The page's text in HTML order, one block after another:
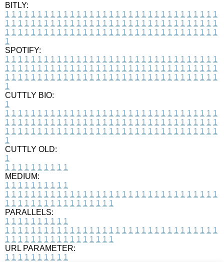
BITLY:
1 1 1 1 1 1 1 1 1 1 1 1 1 1 1 1 1 1 1 1 1 1 1 1 1 1 1 1 1 1 1 1 1
1 1 1 1 1 1 1 1 1 1 1 1 1 1 1 1 1 1 1 1 1 1 1 1 1 1 1 1 1 1 1 1 1
1 1 1 1 1 1 1 1 1 1 1 1 1 1 1 1 1 1 1 1 1 1 1 1 1 1 1 1 1 1 1 1 1
1
SPOTIFY:
1 1 1 1 1 1 1 1 1 1 1 1 1 1 1 1 1 1 1 1 1 1 1 1 1 1 1 1 1 1 1 1 1
1 1 1 1 1 1 1 1 1 1 1 1 1 1 1 1 1 1 1 1 1 1 1 1 1 1 1 1 1 1 1 1 1
1 1 1 1 1 1 1 1 1 1 1 1 1 1 1 1 1 1 1 1 1 1 1 1 1 1 1 1 1 1 1 1 1
1
CUTTLY BIO:
1
1 1 1 1 1 1 1 1 1 1 1 1 1 1 1 1 1 1 1 1 1 1 1 1 1 1 1 1 1 1 1 1 1
1 1 1 1 1 1 1 1 1 1 1 1 1 1 1 1 1 1 1 1 1 1 1 1 1 1 1 1 1 1 1 1 1
1 1 1 1 1 1 1 1 1 1 1 1 1 1 1 1 1 1 1 1 1 1 1 1 1 1 1 1 1 1 1 1 1
1
CUTTLY OLD:
1
1 1 1 1 1 1 1 1 1 1
MEDIUM:
1 1 1 1 1 1 1 1 1 1
1 1 1 1 1 1 1 1 1 1 1 1 1 1 1 1 1 1 1 1 1 1 1 1 1 1 1 1 1 1 1 1 1
1 1 1 1 1 1 1 1 1 1 1 1 1 1 1 1 1
PARALLELS:
1 1 1 1 1 1 1 1 1 1
1 1 1 1 1 1 1 1 1 1 1 1 1 1 1 1 1 1 1 1 1 1 1 1 1 1 1 1 1 1 1 1 1
1 1 1 1 1 1 1 1 1 1 1 1 1 1 1 1 1
URL PARAMETER:
1 1 1 1 1 1 1 1 1 1